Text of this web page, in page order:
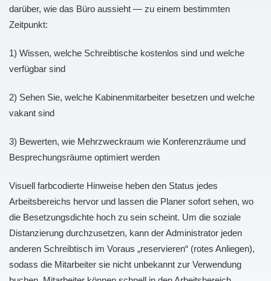
darüber, wie das Büro aussieht — zu einem bestimmten
Zeitpunkt:
1) Wissen, welche Schreibtische kostenlos sind und welche
verfügbar sind
2) Sehen Sie, welche Kabinenmitarbeiter besetzen und welche
vakant sind
3) Bewerten, wie Mehrzweckraum wie Konferenzräume und
Besprechungsräume optimiert werden
Visuell farbcodierte Hinweise heben den Status jedes
Arbeitsbereichs hervor und lassen die Planer sofort sehen, wo
die Besetzungsdichte hoch zu sein scheint. Um die soziale
Distanzierung durchzusetzen, kann der Administrator jeden
anderen Schreibtisch im Voraus „reservieren“ (rotes Anliegen),
sodass die Mitarbeiter sie nicht unbekannt zur Verwendung